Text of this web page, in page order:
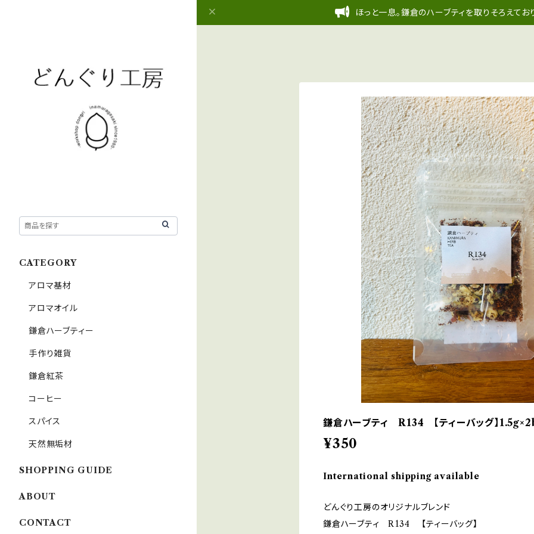
ほっと一息。鎌倉のハーブティを取りそろえてお
鎌倉ハーブティ R134 【ティーバッグ】
¥350
International shipping available
どんぐり工房のオリジナルブレンド
鎌倉ハーブティ R134 【ティーバッグ】
CATEGORY
アロマ基材
アロマオイル
鎌倉ハーブティー
手作り雑貨
鎌倉紅茶
コーヒー
スパイス
天然無垢材
SHOPPING GUIDE
ABOUT
CONTACT